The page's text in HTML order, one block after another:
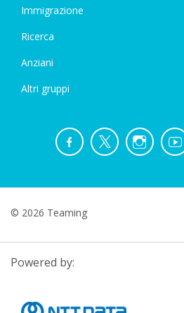
Immigrazione
Ricerca
Anziani
Altri gruppi
© 2026 Teaming
Powered by: